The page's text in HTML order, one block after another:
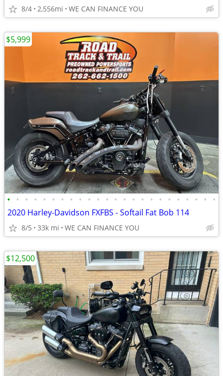
8/4 2,556mi WE CAN FINANCE YOU
• • • • • • • • • • • • • • • • • • • • • • • •
2020 Harley-Davidson FXFBS - Softail Fat Bob 114
8/5 33k mi WE CAN FINANCE YOU
$5,999
$12,500